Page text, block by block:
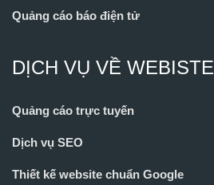
Quảng cáo báo điện tử
DỊCH VỤ VỀ WEBISTE
Quảng cáo trực tuyến
Dịch vụ SEO
Thiết kế website chuẩn Google